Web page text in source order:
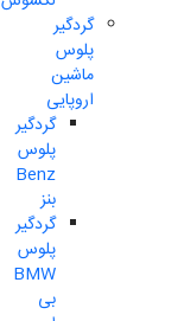
گردگیر
پلوس
ماشین
اروپایی
گردگیر
پلوس
Benz
بنز
گردگیر
پلوس
BMW
بی